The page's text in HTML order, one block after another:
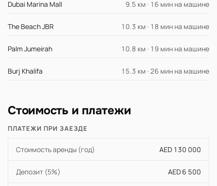
Dubai Marina Mall 9.5 км · 16 мин на машине
The Beach JBR 10.3 км · 18 мин на машине
Palm Jumeirah 10.8 км · 19 мин на машине
Burj Khalifa 15.3 км · 26 мин на машине
Стоимость и платежи
ПЛАТЕЖИ ПРИ ЗАЕЗДЕ
Стоимость аренды (год) AED 130 000
Депозит (5%) AED 6 500